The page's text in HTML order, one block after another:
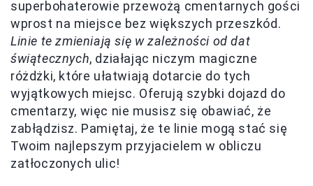
superbohaterowie przewożą cmentarnych gości
wprost na miejsce bez większych przeszkód.
Linie te zmieniają się w zależności od dat
świątecznych, działając niczym magiczne
różdżki, które ułatwiają dotarcie do tych
wyjątkowych miejsc. Oferują szybki dojazd do
cmentarzy, więc nie musisz się obawiać, że
zabłądzisz. Pamiętaj, że te linie mogą stać się
Twoim najlepszym przyjacielem w obliczu
zatłoczonych ulic!